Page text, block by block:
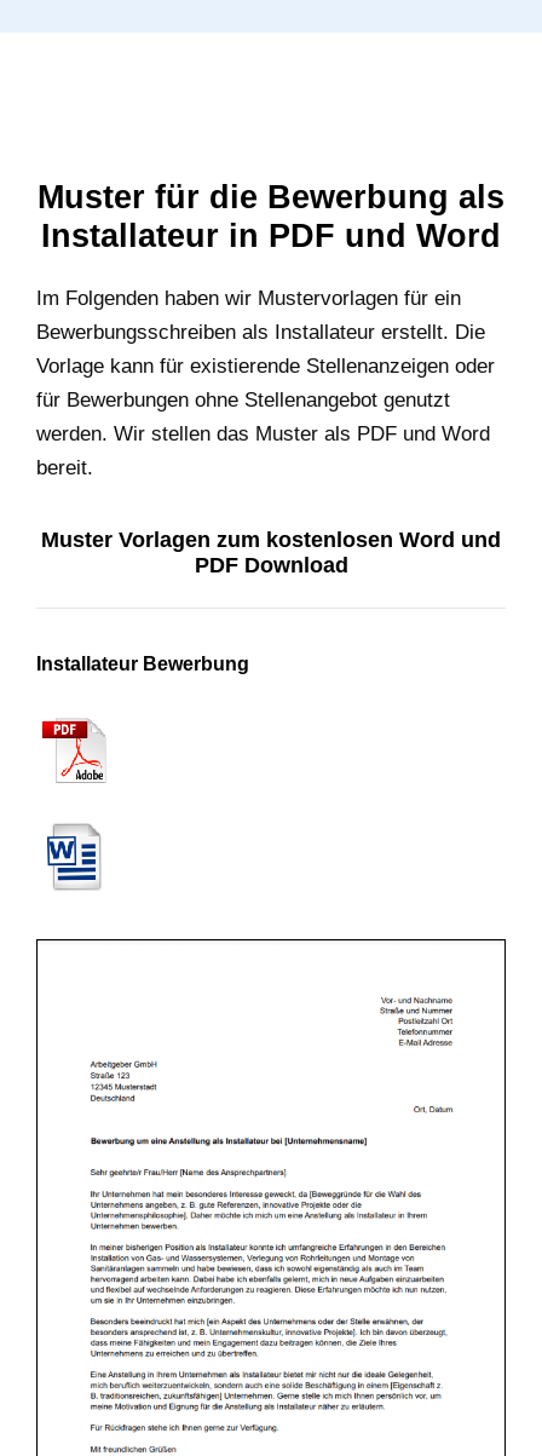
Muster für die Bewerbung als
Installateur in PDF und Word
Im Folgenden haben wir Mustervorlagen für ein
Bewerbungsschreiben als Installateur erstellt. Die
Vorlage kann für existierende Stellenanzeigen oder
für Bewerbungen ohne Stellenangebot genutzt
werden. Wir stellen das Muster als PDF und Word
bereit.
Muster Vorlagen zum kostenlosen Word und
PDF Download
Installateur Bewerbung